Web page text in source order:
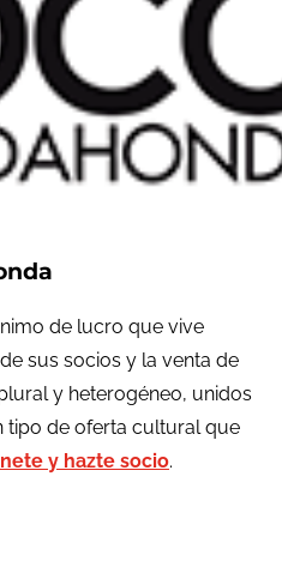
de lucro que vive
sus socios y la venta de
y heterogéneo, unidos
tipo de oferta cultural que
y hazte socio.